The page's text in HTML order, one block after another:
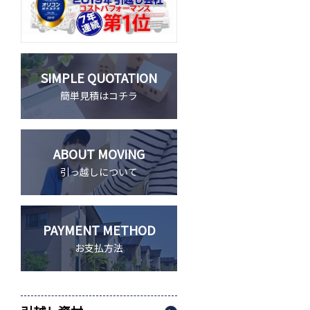
SIMPLE QUOTATION
簡単見積はコチラ
ABOUT MOVING
引っ越しについて
PAYMENT METHOD
お支払方法